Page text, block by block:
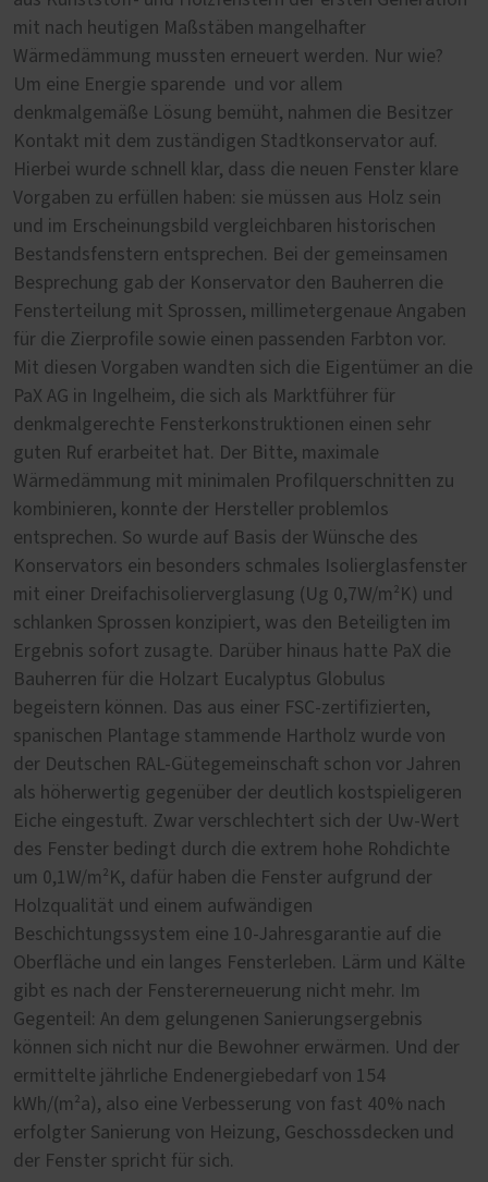
mit nach heutigen Maßstäben mangelhafter
Wärmedämmung mussten erneuert werden. Nur wie?
Um eine Energie sparende und vor allem
denkmalgemäße Lösung bemüht, nahmen die Besitzer
Kontakt mit dem zuständigen Stadtkonservator auf.
Hierbei wurde schnell klar, dass die neuen Fenster klare
Vorgaben zu erfüllen haben: sie müssen aus Holz sein
und im Erscheinungsbild vergleichbaren historischen
Bestandsfenstern entsprechen. Bei der gemeinsamen
Besprechung gab der Konservator den Bauherren die
Fensterteilung mit Sprossen, millimetergenaue Angaben
für die Zierprofile sowie einen passenden Farbton vor.
Mit diesen Vorgaben wandten sich die Eigentümer an die
PaX AG in Ingelheim, die sich als Marktführer für
denkmalgerechte Fensterkonstruktionen einen sehr
guten Ruf erarbeitet hat. Der Bitte, maximale
Wärmedämmung mit minimalen Profilquerschnitten zu
kombinieren, konnte der Hersteller problemlos
entsprechen. So wurde auf Basis der Wünsche des
Konservators ein besonders schmales Isolierglasfenster
mit einer Dreifachisolierverglasung (Ug 0,7W/m²K) und
schlanken Sprossen konzipiert, was den Beteiligten im
Ergebnis sofort zusagte. Darüber hinaus hatte PaX die
Bauherren für die Holzart Eucalyptus Globulus
begeistern können. Das aus einer FSC-zertifizierten,
spanischen Plantage stammende Hartholz wurde von
der Deutschen RAL-Gütegemeinschaft schon vor Jahren
als höherwertig gegenüber der deutlich kostspieligeren
Eiche eingestuft. Zwar verschlechtert sich der Uw-Wert
des Fenster bedingt durch die extrem hohe Rohdichte
um 0,1W/m²K, dafür haben die Fenster aufgrund der
Holzqualität und einem aufwändigen
Beschichtungssystem eine 10-Jahresgarantie auf die
Oberfläche und ein langes Fensterleben. Lärm und Kälte
gibt es nach der Fenstererneuerung nicht mehr. Im
Gegenteil: An dem gelungenen Sanierungsergebnis
können sich nicht nur die Bewohner erwärmen. Und der
ermittelte jährliche Endenergiebedarf von 154
kWh/(m²a), also eine Verbesserung von fast 40% nach
erfolgter Sanierung von Heizung, Geschossdecken und
der Fenster spricht für sich.